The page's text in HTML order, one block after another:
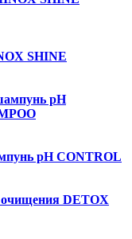
SHINE
pH CONTROL